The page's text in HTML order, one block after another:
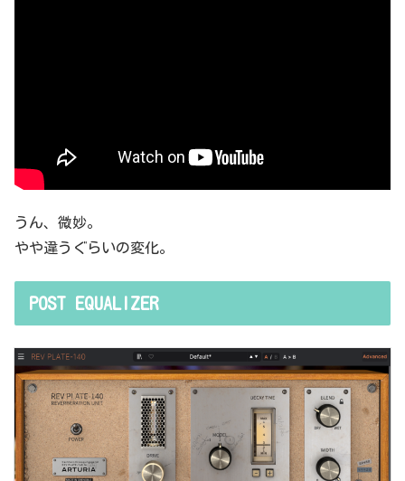
うん、微妙。
やや違うぐらいの変化。
POST EQUALIZER